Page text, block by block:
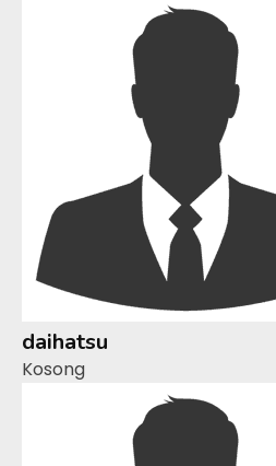
daihatsu
Kosong